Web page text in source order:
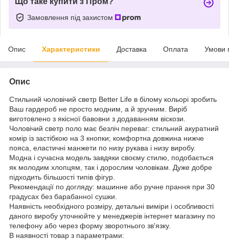
Замовлення під захистом
Опис Характеристики Доставка Оплата Умови
Опис
Стильний чоловічий светр Better Life в білому кольорі зробить
Ваш гардероб не просто модним, а й зручним. Виріб
виготовлено з якісної бавовни з додаванням віскози.
Чоловічий светр поло має безліч переваг: стильний акуратний
комір із застібкою на 3 кнопки; комфортна довжина нижче
пояса, еластичні манжети по низу рукава і низу виробу.
Модна і сучасна модель завдяки своєму стилю, подобається
як молодим хлопцям, так і дорослим чоловікам. Дуже добре
підходить більшості типів фігур.
Рекомендації по догляду: машинне або ручне прання при 30
градусах без барабанної сушки.
Наявність необхідного розміру, детальні виміри і особливості
даного виробу уточнюйте у менеджерів інтернет магазину по
телефону або через форму зворотнього зв'язку.
В наявності товар з параметрами: